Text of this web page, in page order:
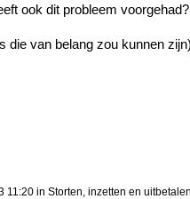
ook dit probleem voorgehad?
die van belang zou kunnen zijn)
11:20 in Storten, inzetten en uitbetalen